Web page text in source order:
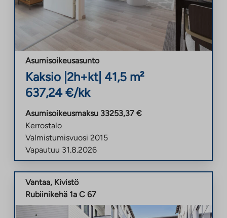
Asumisoikeusasunto
Kaksio 2h+kt| 41,5 m²
637,24 €/kk
Asumisoikeusmaksu 33253,37 €
Kerrostalo
Valmistumisvuosi 2015
Vapautuu 31.8.2026
Vantaa, Kivistö
Rubiinikehä 1a C 67